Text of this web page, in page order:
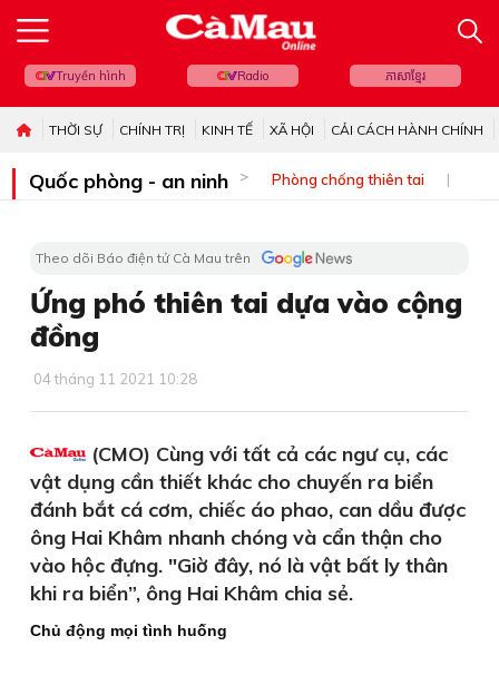
Truyền hình Radio ភាសាខ្មែរ
THỜI SỰ CHÍNH TRỊ KINH TẾ XÃ HỘI CẢI CÁCH HÀNH CHÍNH
Quốc phòng - an ninh Phòng chống thiên tai
Theo dõi Báo điện tử Cà Mau trên
Ứng phó thiên tai dựa vào cộng
đồng
04 tháng 11 2021 10:28
(CMO) Cùng với tất cả các ngư cụ, các
vật dụng cần thiết khác cho chuyến ra biển
đánh bắt cá cơm, chiếc áo phao, can dầu được
ông Hai Khâm nhanh chóng và cẩn thận cho
vào hộc đựng. "Giờ đây, nó là vật bất ly thân
khi ra biển”, ông Hai Khâm chia sẻ.
Chủ động mọi tình huống